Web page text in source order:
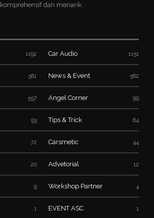
komprehensif dan menarik.
1192 Car Audio 1151
581 News & Event 562
557 Angel Corner 99
93 Tips & Trick 84
72 Carsmetic 44
20 Advetorial 12
9 Workshop Partner 4
1 EVENT ASC 1